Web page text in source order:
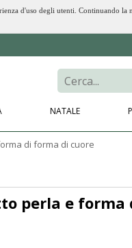
d'uso degli utenti. Continuando la
NATALE
di forma di cuore
perla e